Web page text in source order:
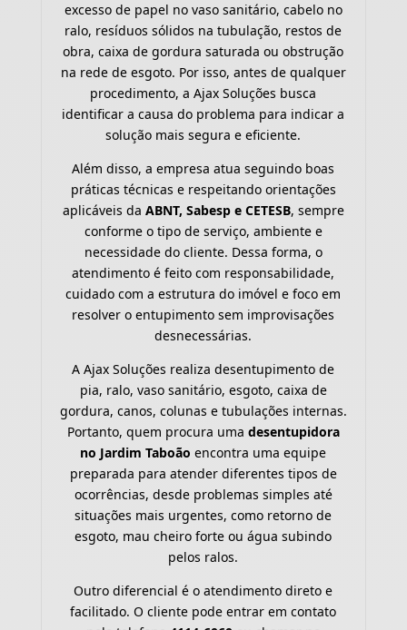
excesso de papel no vaso sanitário, cabelo no
ralo, resíduos sólidos na tubulação, restos de
obra, caixa de gordura saturada ou obstrução
na rede de esgoto. Por isso, antes de qualquer
procedimento, a Ajax Soluções busca
identificar a causa do problema para indicar a
solução mais segura e eficiente.
Além disso, a empresa atua seguindo boas
práticas técnicas e respeitando orientações
aplicáveis da ABNT, Sabesp e CETESB, sempre
conforme o tipo de serviço, ambiente e
necessidade do cliente. Dessa forma, o
atendimento é feito com responsabilidade,
cuidado com a estrutura do imóvel e foco em
resolver o entupimento sem improvisações
desnecessárias.
A Ajax Soluções realiza desentupimento de
pia, ralo, vaso sanitário, esgoto, caixa de
gordura, canos, colunas e tubulações internas.
Portanto, quem procura uma desentupidora
no Jardim Taboão encontra uma equipe
preparada para atender diferentes tipos de
ocorrências, desde problemas simples até
situações mais urgentes, como retorno de
esgoto, mau cheiro forte ou água subindo
pelos ralos.
Outro diferencial é o atendimento direto e
facilitado. O cliente pode entrar em contato